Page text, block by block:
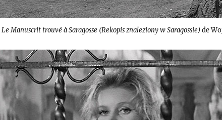
Le Manuscrit trouvé à Saragosse (Rekopis znaleziony w Saragossie)de